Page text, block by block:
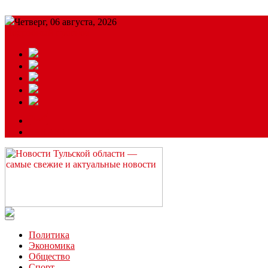
Четверг, 06 августа, 2026
Читайте последние новости дня в Тульской области на сайте
Политика
Экономика
Общество